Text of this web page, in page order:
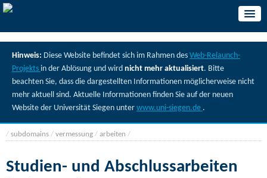
Hinweis: Diese Website befindet sich im Rahmen des Web-Relaunch-
Projekts in der Ablösung und wird nicht mehr aktualisiert. Bitte
beachten Sie, dass die dargestellten Informationen möglicherweise nicht
mehr aktuell sind. Aktuelle Informationen finden Sie auf der neuen
Website der Universität Siegen unter www.uni-siegen.de .
/ subdomains / vermessung / arbeiten /
Studien- und Abschlussarbeiten